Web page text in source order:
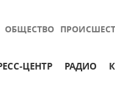
ОБЩЕСТВО
ЦЕНТР РАДИО